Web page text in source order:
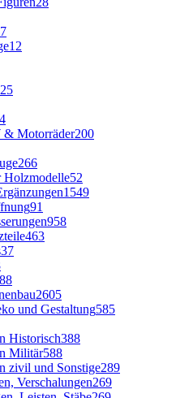
12
25
Motorräder200
266
52
1549
91
958
463
37
88
2605
und Gestaltung585
Historisch388
Militär588
zivil und Sonstige289
Verschalungen269